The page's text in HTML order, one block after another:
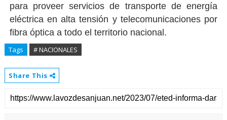
para proveer servicios de transporte de energía
eléctrica en alta tensión y telecomunicaciones por
fibra óptica a todo el territorio nacional.
Tags # NACIONALES
Share This